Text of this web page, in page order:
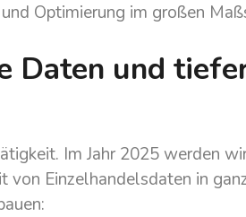
Optimierung im großen
Daten und
Im Jahr 2025 werden
von Einzelhandelsdaten in